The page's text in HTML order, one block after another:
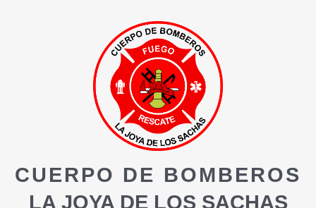
CUERPO DE BOMBEROS
LA JOYA DE LOS SACHAS